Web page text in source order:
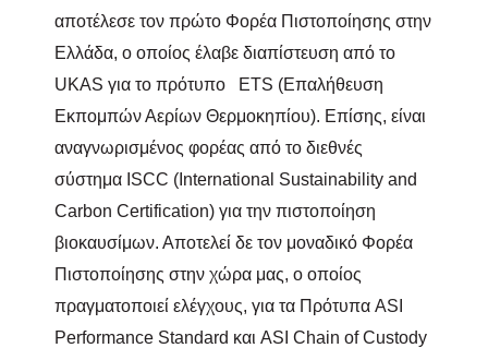
αποτέλεσε τον πρώτο Φορέα Πιστοποίησης στην
Ελλάδα, ο οποίος έλαβε διαπίστευση από το
UKAS για το πρότυπο ETS (Επαλήθευση
Εκπομπών Αερίων Θερμοκηπίου). Επίσης, είναι
αναγνωρισμένος φορέας από το διεθνές
σύστημα ISCC ( International Sustainability and
Carbon Certification) για την πιστοποίηση
βιοκαυσίμων. Αποτελεί δε τον μοναδικό Φορέα
Πιστοποίησης στην χώρα μας, ο οποίος
πραγματοποιεί ελέγχους, για τα Πρότυπα ASI
Performance Standard και ASI Chain of Custody